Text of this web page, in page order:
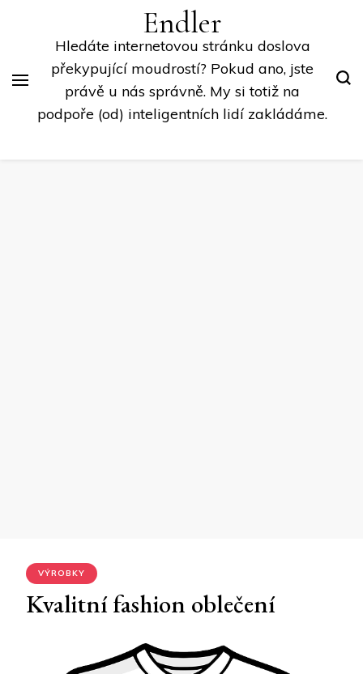
Endler
Hledáte internetovou stránku doslova
překypující moudrostí? Pokud ano, jste
právě u nás správně. My si totiž na
podpoře (od) inteligentních lidí zakládáme.
VÝROBKY
Kvalitní fashion oblečení